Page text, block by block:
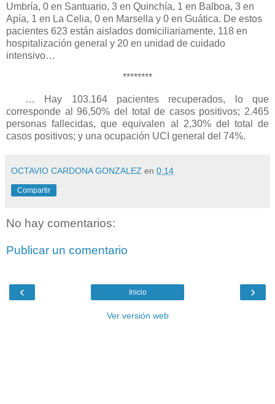
Umbría, 0 en Santuario, 3 en Quinchía, 1 en Balboa, 3 en
Apía, 1 en La Celia, 0 en Marsella y 0 en Guática. De estos
pacientes 623 están aislados domiciliariamente, 118 en
hospitalización general y 20 en unidad de cuidado
intensivo…
********
… Hay 103.164 pacientes recuperados, lo que
corresponde al 96,50% del total de casos positivos; 2.465
personas fallecidas, que equivalen al 2,30% del total de
casos positivos; y una ocupación UCI general del 74%.
OCTAVIO CARDONA GONZALEZ en 0:14
Compartir
No hay comentarios:
Publicar un comentario
‹ ›
Inicio
Ver versión web